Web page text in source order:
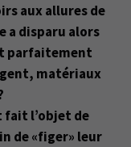
aux allures de
a disparu alors
parfaitement
matériaux
fait l’objet de
de «figer» leur